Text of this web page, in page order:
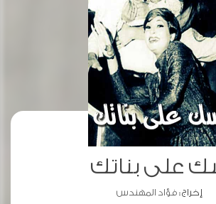
على بناتك
إخراج :فؤاد المهندس